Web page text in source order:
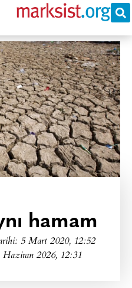
hamam
5 Mart 2020, 12:52
2026, 12:31